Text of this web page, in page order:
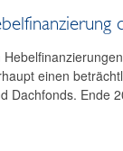
einen
Dachfonds. Ende